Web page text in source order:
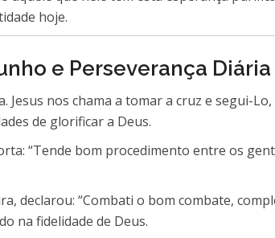
hoje.
e Perseverança Diária
nos chama a tomar a cruz e segui-Lo,
de glorificar a Deus.
“Tende bom procedimento entre os
declarou: “Combati o bom combate,
na fidelidade de Deus.